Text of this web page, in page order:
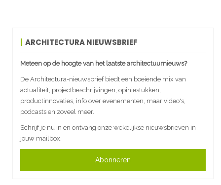
ARCHITECTURA NIEUWSBRIEF
Meteen op de hoogte van het laatste architectuurnieuws?
De Architectura-nieuwsbrief biedt een boeiende mix van
actualiteit, projectbeschrijvingen, opiniestukken,
productinnovaties, info over evenementen, maar video's,
podcasts en zoveel meer.
Schrijf je nu in en ontvang onze wekelijkse nieuwsbrieven in
jouw mailbox.
Abonneren